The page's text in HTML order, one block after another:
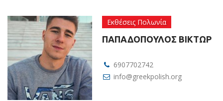
Εκθέσεις Πολωνία
ΠΑΠΑΔΟΠΟΥΛΟΣ ΒΙΚΤΩΡ
6907702742
info@greekpolish.org